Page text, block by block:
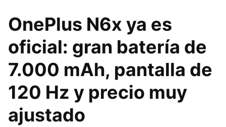
OnePlus N6x ya es
oficial: gran batería de
7.000 mAh, pantalla de
120 Hz y precio muy
ajustado